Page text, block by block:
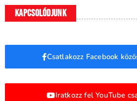
Kapcsolódjunk
Csatlakozz Facebook
Iratkozz fel YouTube